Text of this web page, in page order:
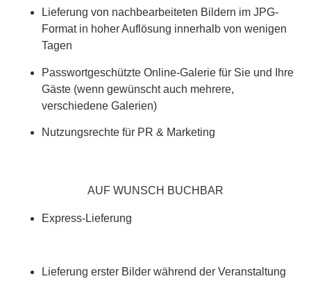
Lieferung von nachbearbeiteten Bildern im JPG-
Format in hoher Auflösung innerhalb von wenigen
Tagen
Passwortgeschützte Online-Galerie für Sie und Ihre
Gäste (wenn gewünscht auch mehrere,
verschiedene Galerien)
Nutzungsrechte für PR & Marketing
AUF WUNSCH BUCHBAR
Express-Lieferung
Lieferung erster Bilder während der Veranstaltung